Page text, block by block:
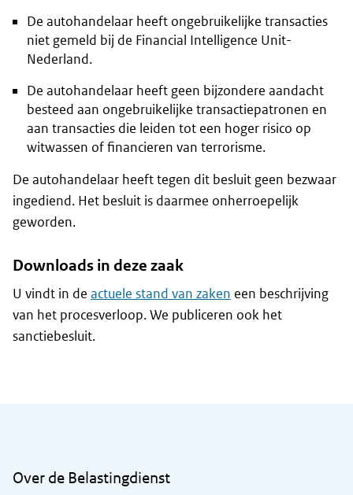
De autohandelaar heeft ongebruikelijke transacties
niet gemeld bij de Financial Intelligence Unit-
Nederland.
De autohandelaar heeft geen bijzondere aandacht
besteed aan ongebruikelijke transactiepatronen en
aan transacties die leiden tot een hoger risico op
witwassen of financieren van terrorisme.
De autohandelaar heeft tegen dit besluit geen bezwaar
ingediend. Het besluit is daarmee onherroepelijk
geworden.
Downloads in deze zaak
U vindt in de actuele stand van zaken een beschrijving
van het procesverloop. We publiceren ook het
sanctiebesluit.
Over de Belastingdienst